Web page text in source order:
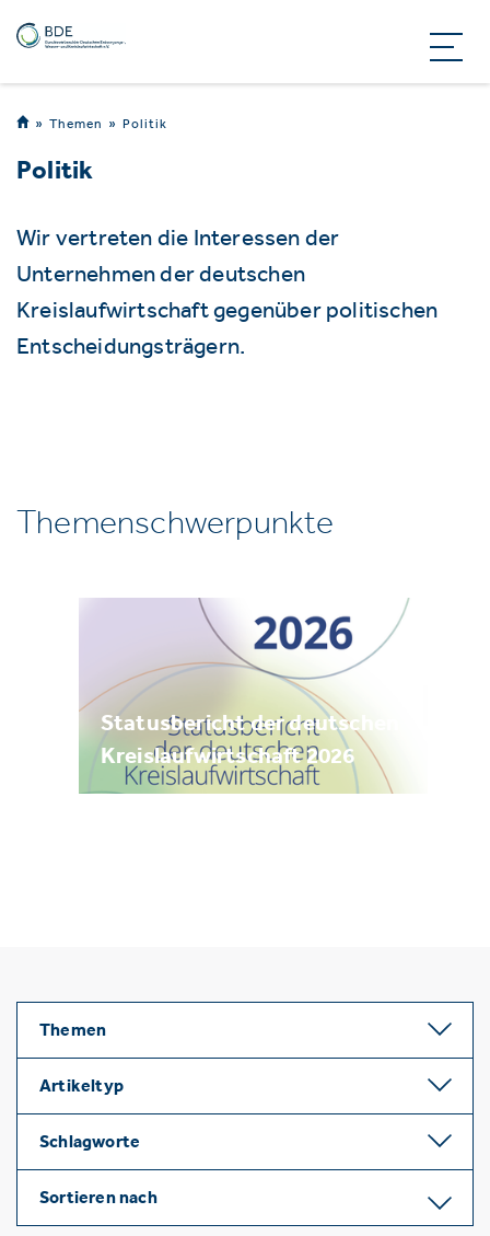
Themen Politik
Politik
Wir vertreten die Interessen der
Unternehmen der deutschen
Kreislaufwirtschaft gegenüber politischen
Entscheidungsträgern.
Themenschwerpunkte
Statusbericht der deutschen
Kreislaufwirtschaft 2026
Themen
Artikeltyp
Schlagworte
Sortieren nach